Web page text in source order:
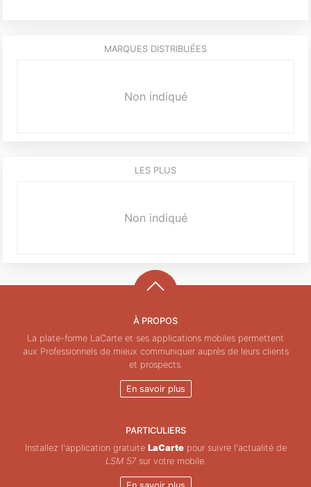
MARQUES DISTRIBUÉES
Non indiqué
LES PLUS
Non indiqué
À PROPOS
La plate-forme LaCarte et ses applications mobiles permettent
aux Professionnels de mieux communiquer auprès de leurs clients
et prospects.
En savoir plus
PARTICULIERS
Installez l'application gratuite LaCartepour suivre l'actualité de
LSM 57sur votre mobile.